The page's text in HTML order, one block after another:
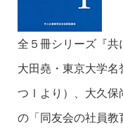
全５冊シリーズ『共
大田堯・東京大学
つⅠより）、大久保
の「同友会の社員